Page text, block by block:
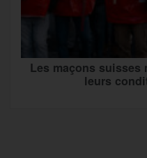
Les maçons suisses
leurs